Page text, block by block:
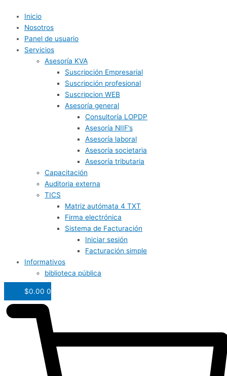
Inicio
Nosotros
Panel de usuario
Servicios
Asesoría KVA
Suscripción Empresarial
Suscripción profesional
Suscripcion WEB
Asesoría general
Consultoría LOPDP
Asesoría NIIF’s
Asesoría laboral
Asesoría societaria
Asesoría tributaria
Capacitación
Auditoria externa
TICS
Matriz autómata 4 TXT
Firma electrónica
Sistema de Facturación
Iniciar sesión
Facturación simple
Informativos
biblioteca pública
$0.00 0